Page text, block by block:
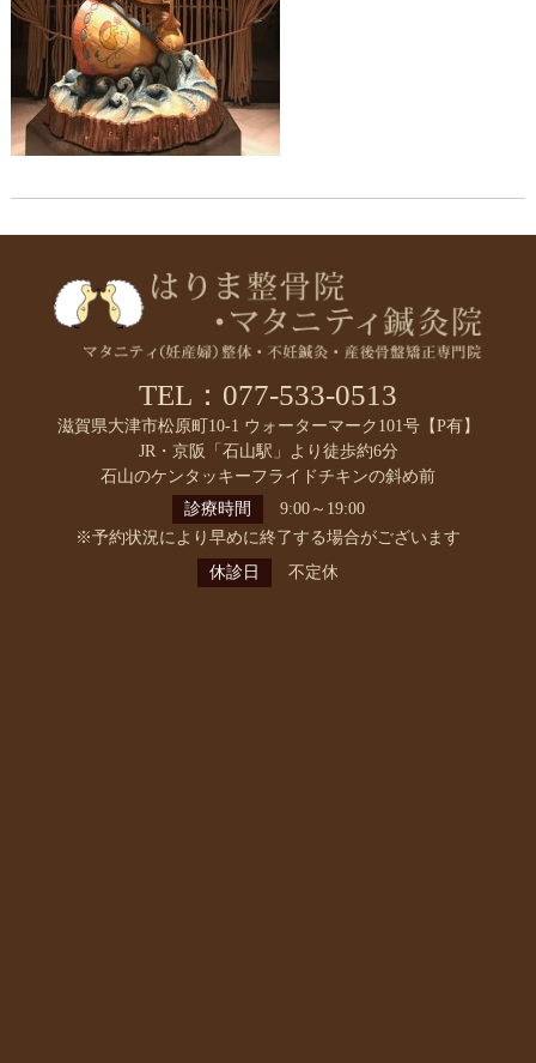
TEL：077-533-0513
滋賀県大津市松原町10-1 ウォーターマーク101号【P有】
JR・京阪「石山駅」より徒歩約6分
石山のケンタッキーフライドチキンの斜め前
診療時間
9:00～19:00
※予約状況により早めに終了する場合がございます
休診日
不定休